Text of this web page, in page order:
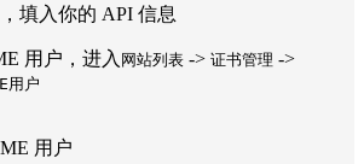
，填入你的 API 信息
用户，进入 网站列表 -> 证书管理 ->
用户
用户